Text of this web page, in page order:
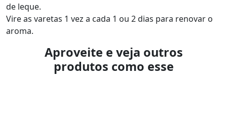
de leque.
Vire as varetas 1 vez a cada 1 ou 2 dias para renovar o
aroma.
Aproveite e veja outros
produtos como esse